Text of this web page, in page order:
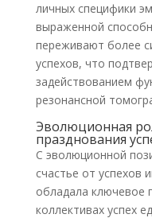
личных специфики
выраженной
переживают более
успехов, что
задействованием
резонансной
Эволюционная
празднования
С эволюционной
счастье от успехов
обладала ключевое
коллективах успех